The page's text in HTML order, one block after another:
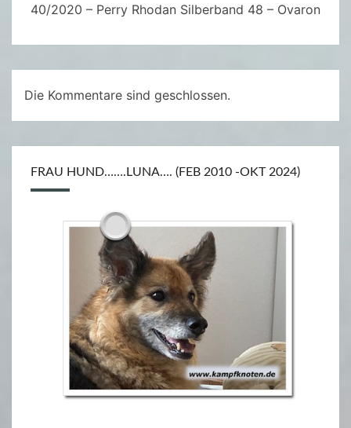
–
/
2
(
8
0
8
.
2
0
2
0
40/2020 – Perry Rhodan Silberband 48 – Ovaron
Die Kommentare sind geschlossen.
FRAU HUND…….LUNA…. (FEB 2010 -OKT 2024)